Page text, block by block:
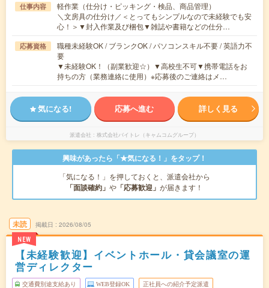
仕事内容
軽作業（仕分け・ピッキング・検品、商品管理）
＼文房具の仕分け／＜とってもシンプルなので未経験でも安
心！＞▼封入作業及び梱包▼雑誌や書籍などの仕分…
応募資格
職種未経験OK / ブランクOK / パソコンスキル不要 / 英語力不
要
▼未経験OK！（副業歓迎☆）▼高校生不可▼携帯電話をお
持ちの方（業務連絡に使用）※応募後のご連絡はメ…
気になる! 応募へ進む 詳しく見る
派遣会社 株式会社バイトレ（キャムコムグループ）
興味があったら「★気になる！」をタップ！
「気になる！」を押しておくと、派遣会社から
「面談確約」 や 「応募歓迎」 が届きます！
未読
NEW
掲載日 2026/08/05
【未経験歓迎】イベントホール・貸会議室の運
営ディレクター
交通費別途支給あり WEB登録OK 正社員への紹介予定派遣